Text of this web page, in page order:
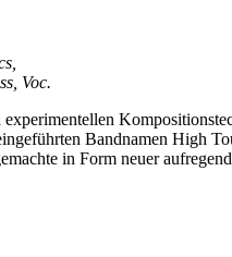
Voc.
Bandnamen High
in Form neuer